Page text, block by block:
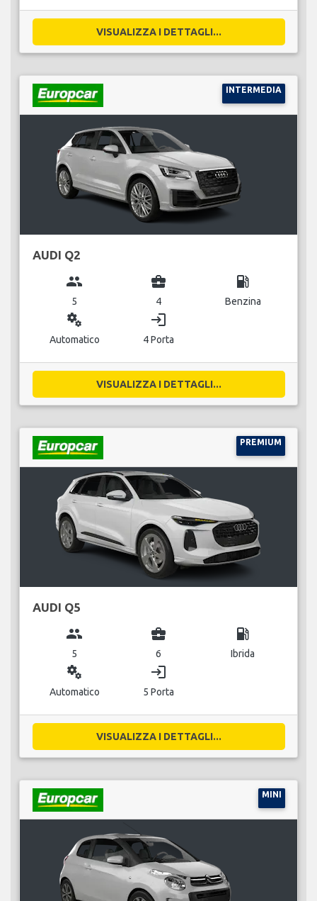
VISUALIZZA I DETTAGLI...
INTERMEDIA
AUDI Q2
group
5
business_center
4
local_gas_station
Benzina
miscellaneous_services
Automatico
login
4 Porta
VISUALIZZA I DETTAGLI...
PREMIUM
AUDI Q5
group
5
business_center
6
local_gas_station
Ibrida
miscellaneous_services
Automatico
login
5 Porta
VISUALIZZA I DETTAGLI...
MINI